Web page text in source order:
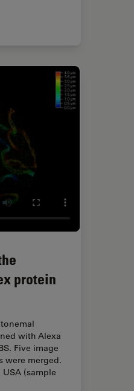
protein
with Alexa
Five image
were merged.
(sample